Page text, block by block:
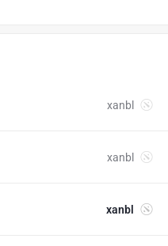
xanbl
xanbl
xanbl